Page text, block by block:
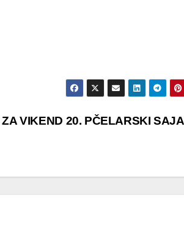
ZA VIKEND 20. PČELARSKI